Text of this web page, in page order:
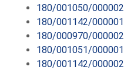
180/001050/000002
180/001142/000001
180/000970/000002
180/001051/000001
180/001142/000002